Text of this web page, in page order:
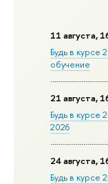
11 августа,
Будь в курсе
обучение
21 августа,
Будь в курсе
2026
24 августа,
Будь в курсе